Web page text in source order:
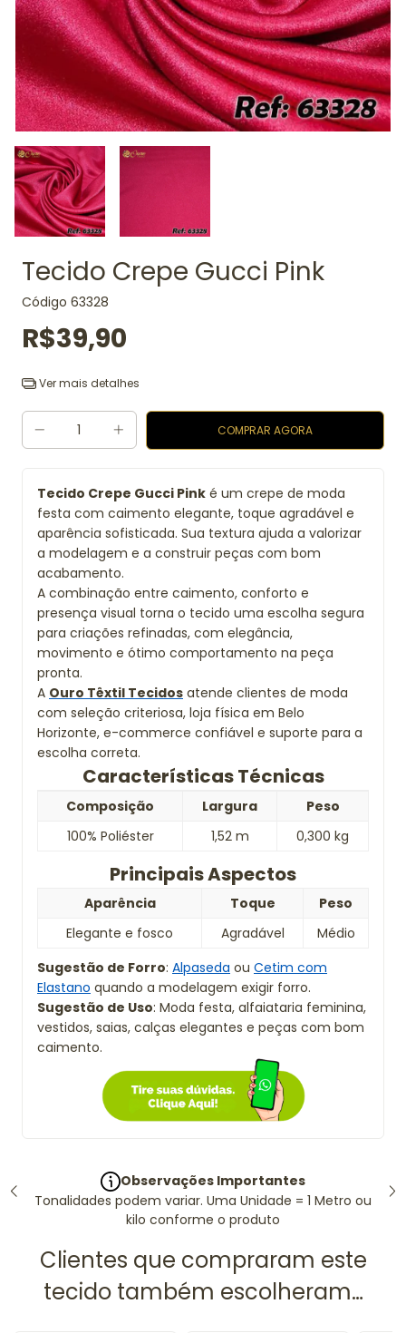
Tecido Crepe Gucci Pink
Código 63328
R$39,90
Ver mais detalhes
Tecido Crepe Gucci Pink é um crepe de moda
festa com caimento elegante, toque agradável e
aparência sofisticada. Sua textura ajuda a valorizar
a modelagem e a construir peças com bom
acabamento.
A combinação entre caimento, conforto e
presença visual torna o tecido uma escolha segura
para criações refinadas, com elegância,
movimento e ótimo comportamento na peça
pronta.
A Ouro Têxtil Tecidos atende clientes de moda
com seleção criteriosa, loja física em Belo
Horizonte, e-commerce confiável e suporte para a
escolha correta.
Características Técnicas
Composição Largura
Peso
100% Poliéster
1,52 m 0,300 kg
Principais Aspectos
Aparência Toque
Peso
Elegante e fosco
Agradável
Médio
Sugestão de Forro: Alpaseda ou Cetim com
Elastano quando a modelagem exigir forro.
Sugestão de Uso: Moda festa, alfaiataria feminina,
vestidos, saias, calças elegantes e peças com bom
caimento.
Observações Importantes
Tonalidades podem variar. Uma Unidade = 1 Metro ou
kilo conforme o produto